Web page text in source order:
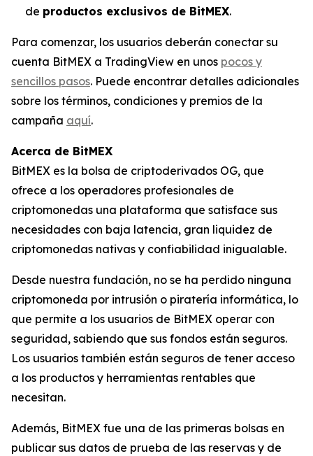
de productos exclusivos de BitMEX.
Para comenzar, los usuarios deberán conectar su
cuenta BitMEX a TradingView en unos pocos y
sencillos pasos. Puede encontrar detalles adicionales
sobre los términos, condiciones y premios de la
campaña aquí.
Acerca de BitMEX
BitMEX es la bolsa de criptoderivados OG, que
ofrece a los operadores profesionales de
criptomonedas una plataforma que satisface sus
necesidades con baja latencia, gran liquidez de
criptomonedas nativas y confiabilidad inigualable.
Desde nuestra fundación, no se ha perdido ninguna
criptomoneda por intrusión o piratería informática, lo
que permite a los usuarios de BitMEX operar con
seguridad, sabiendo que sus fondos están seguros.
Los usuarios también están seguros de tener acceso
a los productos y herramientas rentables que
necesitan.
Además, BitMEX fue una de las primeras bolsas en
publicar sus datos de prueba de las reservas y de